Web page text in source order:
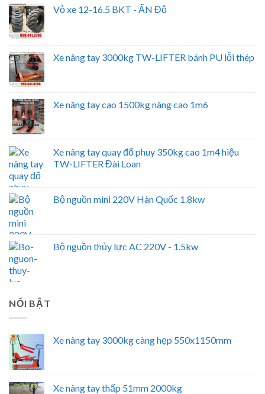
Vỏ xe 12-16.5 BKT - ẤN Độ
Xe nâng tay 3000kg TW-LIFTER bánh PU lỗi thép
Xe nâng tay cao 1500kg nâng cao 1m6
Xe nâng tay quay đổ phuy 350kg cao 1m4 hiệu
TW-LIFTER Đài Loan
Bộ nguồn mini 220V Hàn Quốc 1.8kw
Bộ nguồn thủy lực AC 220V - 1.5kw
NỔI BẬT
Xe nâng tay 3000kg càng hẹp 550x1150mm
Xe nâng tay thấp 51mm 2000kg